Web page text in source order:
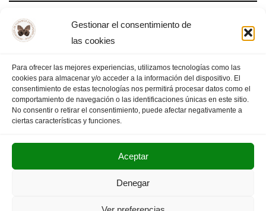
Gestionar el consentimiento de
las cookies
Para ofrecer las mejores experiencias, utilizamos tecnologías como las
cookies para almacenar y/o acceder a la información del dispositivo. El
consentimiento de estas tecnologías nos permitirá procesar datos como el
comportamiento de navegación o las identificaciones únicas en este sitio.
No consentir o retirar el consentimiento, puede afectar negativamente a
ciertas características y funciones.
Aceptar
Denegar
Tema XII Jornadas Filosóficas «Paradoxa»
1 2 3 PÁGINA SIGUIENTE
POLITICA DE PRIVACIDAD
AVISO LEGAL